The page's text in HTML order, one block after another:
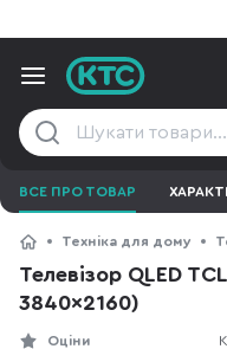
ВСЕ ПРО ТОВАР
Техніка для дому
Телевізор QLED
3840x2160)
Оціни